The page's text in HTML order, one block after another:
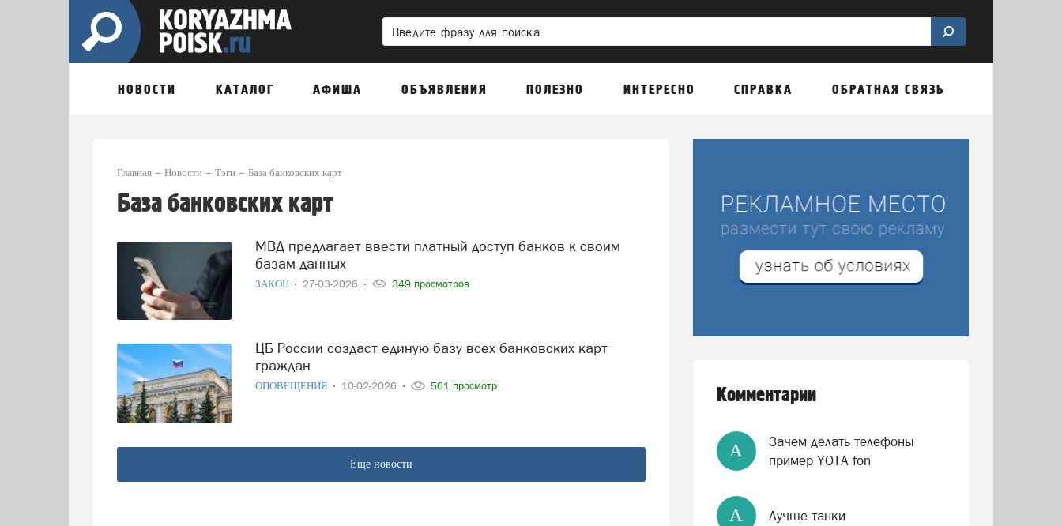
НОВОСТИ КАТАЛОГ АФИША ОБЪЯВЛЕНИЯ ПОЛЕЗНО ИНТЕРЕСНО СПРАВКА ОБРАТНАЯ СВЯЗЬ
Главная Новости Тэги База банковских карт
База банковских карт
МВД предлагает ввести платный доступ банков к своим
базам данных
ЗАКОН 27-03-2026 349 просмотров
ЦБ России создаст единую базу всех банковских карт
граждан
ОПОВЕЩЕНИЯ 10-02-2026 561 просмотр
Еще новости
Комментарии
А
Зачем делать телефоны
пример YOTA fon
А Лучше танки